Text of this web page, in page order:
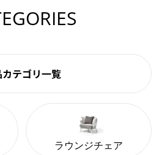
カテゴリ一覧
ラウンジチェア